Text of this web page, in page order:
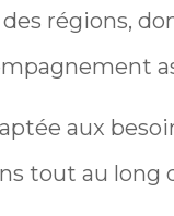
régions,
aux
tout au long